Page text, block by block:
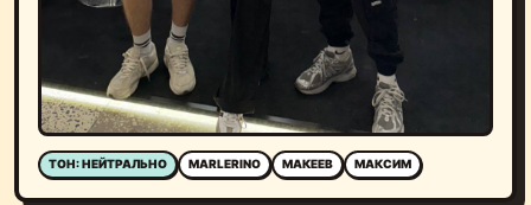
ТОН: НЕЙТРАЛЬНО MARLERINO МАКЕЕВ МАКСИМ